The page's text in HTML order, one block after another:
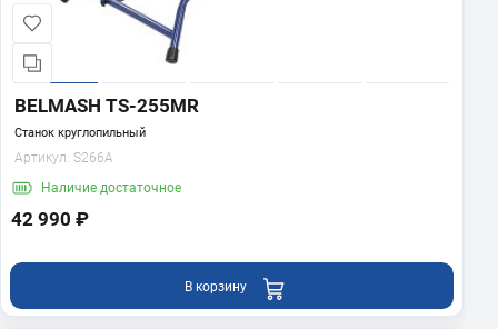
BELMASH TS-255MR
Станок круглопильный
Артикул: S266A
Наличие достаточное
42 990 ₽
В корзину